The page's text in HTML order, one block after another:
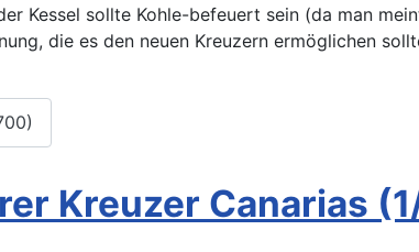
Kessel sollte Kohle-befeuert sein (da man
die es den neuen Kreuzern ermöglichen
Kreuzer Canarias